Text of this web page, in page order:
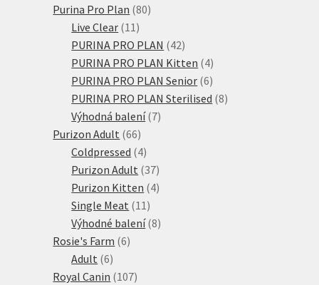
Purina Pro Plan 8080
Live Clear 11 11
produktů
PURINA PRO PLAN 4242
produktů
PURINA PRO PLAN Kitten 44
produkty
PURINA PRO PLAN Senior 66
produktů
PURINA PRO PLAN Sterilised 88
Výhodná balení 77
Purizon Adult 6666
produktů
Coldpressed 44
produkty
Purizon Adult 3737
produktů
Purizon Kitten 44
Single Meat 11 11
produktů
Výhodné balení 88
Rosie's Farm 66
Adult 66
produktů
Royal Canin 107107